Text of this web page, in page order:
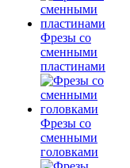
Фрезы со
сменными
пластинами
Фрезы со
сменными
головками